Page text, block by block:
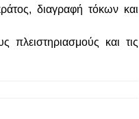
διαγραφή τόκων και
και τις